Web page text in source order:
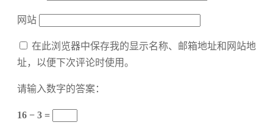
网站
在此浏览器中保存我的显示名称、邮箱地址和网站地
址，以便下次评论时使用。
请输入数字的答案：
16 − 3 =